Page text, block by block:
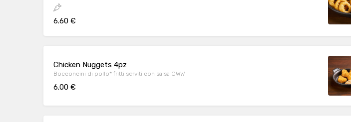
6.60 €
Chicken Nuggets 4pz
Bocconcini di pollo* fritti serviti con salsa OWW
6.00 €